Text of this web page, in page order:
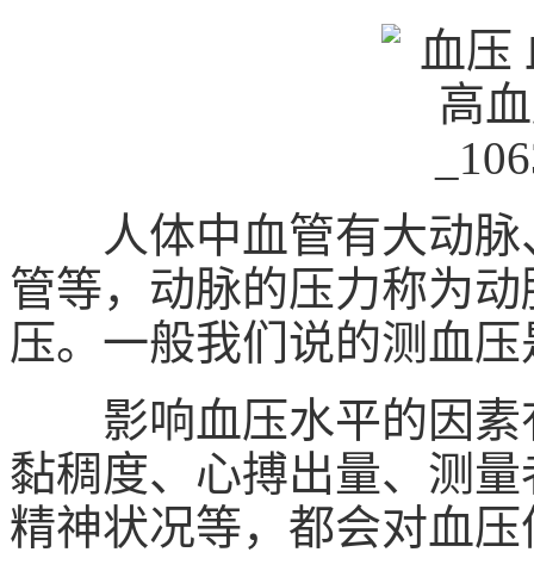
人体中血管有大动脉
管等，动脉的压力称为
压。一般我们说的测血
影响血压水平的因素
黏稠度、心搏出量、测
精神状况等，都会对血